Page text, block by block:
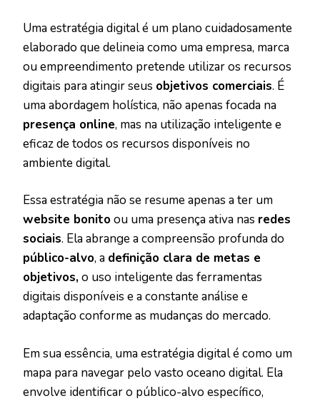
Uma estratégia digital é um plano cuidadosamente
elaborado que delineia como uma empresa, marca
ou empreendimento pretende utilizar os recursos
digitais para atingir seus objetivos comerciais. É
uma abordagem holística, não apenas focada na
presença online, mas na utilização inteligente e
eficaz de todos os recursos disponíveis no
ambiente digital.
Essa estratégia não se resume apenas a ter um
website bonitoou uma presença ativa nas redes
sociais. Ela abrange a compreensão profunda do
público-alvo, a definição clara de metas e
objetivos,o uso inteligente das ferramentas
digitais disponíveis e a constante análise e
adaptação conforme as mudanças do mercado.
Em sua essência, uma estratégia digital é como um
mapa para navegar pelo vasto oceano digital. Ela
envolve identificar o público-alvo específico,